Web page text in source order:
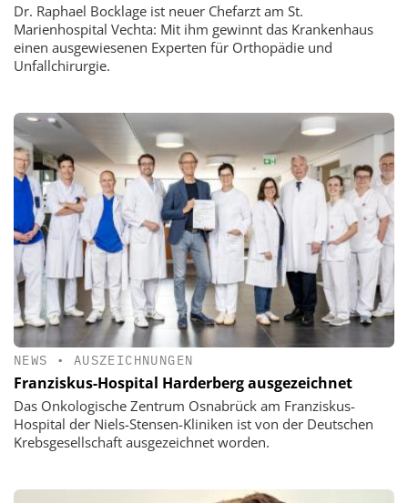
Dr. Raphael Bocklage ist neuer Chefarzt am St.
Marienhospital Vechta: Mit ihm gewinnt das Krankenhaus
einen ausgewiesenen Experten für Orthopädie und
Unfallchirurgie.
NEWS • AUSZEICHNUNGEN
Franziskus-Hospital Harderberg ausgezeichnet
Das Onkologische Zentrum Osnabrück am Franziskus-
Hospital der Niels-Stensen-Kliniken ist von der Deutschen
Krebsgesellschaft ausgezeichnet worden.